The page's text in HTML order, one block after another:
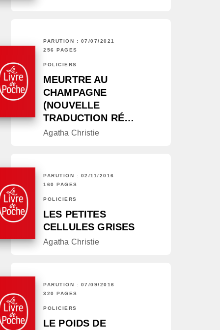
PARUTION : 07/07/2021
256 PAGES
POLICIERS
MEURTRE AU
CHAMPAGNE
(NOUVELLE
TRADUCTION RÉ…
Agatha Christie
PARUTION : 02/11/2016
160 PAGES
POLICIERS
LES PETITES
CELLULES GRISES
Agatha Christie
PARUTION : 07/09/2016
320 PAGES
POLICIERS
LE POIDS DE